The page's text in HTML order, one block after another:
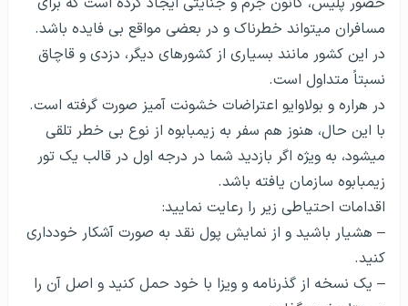
مسافران می­تواند خطرناک و در بعضی مواقع بی فایده باشد.
در این کشور مانند بسیاری از کشورهای دیگر، دزدی و قاچاق
نسبتاً متداول است.
در هراره و بولاوایو اعتراضات خشونت آمیز صورت گرفته است.
با این حال، هنوز هم سفر به زیمبابوه از نوع بی خطر تلقی
می­شود، به ویژه اگر بازدید شما در درجه اول در قالب یک تور
زیمبابوه سازمان یافته باشد.
اقدامات احتیاطی زیر را رعایت نمایید:
– هشیار باشید و از نمایش پول نقد به صورت آشکار خودداری
کنید.
– یک نسخه از گذرنامه و ویزا با خود حمل کنید و اصل آن را